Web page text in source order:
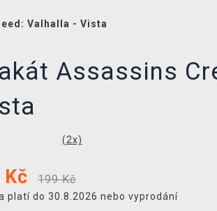
Valhalla - Vista
Assassins
(2x)
Kč 199 Kč
platí do 30.8.2026 nebo vyprodání